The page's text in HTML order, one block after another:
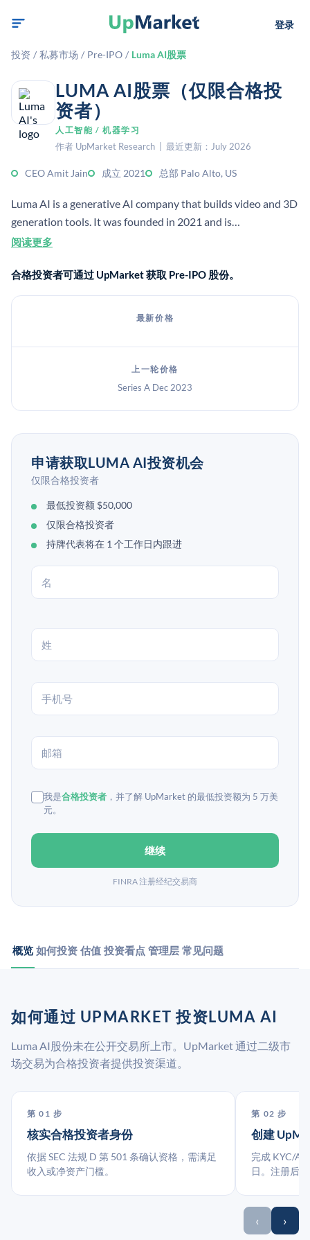
登录
投资 / 私募市场 / Pre-IPO / Luma AI股票
LUMA AI股票（仅限合格投
资者）
人工智能 / 机器学习
作者 UpMarket Research | 最近更新：July 2026
CEO Amit Jain 成立 2021 总部 Palo Alto, US
Luma AI is a generative AI company that builds video and 3D
generation tools. It was founded in 2021 and is
headquartered in Palo Alto, California.
阅读更多
合格投资者可通过 UpMarket 获取 Pre-IPO 股份。
最新价格
上一轮价格
Series A Dec 2023
申请获取LUMA AI投资机会
仅限合格投资者
最低投资额 $50,000
仅限合格投资者
持牌代表将在 1 个工作日内跟进
我是合格投资者 ，并了解 UpMarket 的最低投资额为 5 万美
元。
继续
FINRA 注册经纪交易商
概览 如何投资 估值 投资看点 管理层 常见问题
如何通过 UPMARKET 投资LUMA AI
Luma AI股份未在公开交易所上市。UpMarket 通过二级市
场交易为合格投资者提供投资渠道。
第 01 步
核实合格投资者身份
依据 SEC 法规 D 第 501 条确认资格，需满足
收入或净资产门槛。
第 02 步
创建
完成 KYC/
日。注册后
‹ ›